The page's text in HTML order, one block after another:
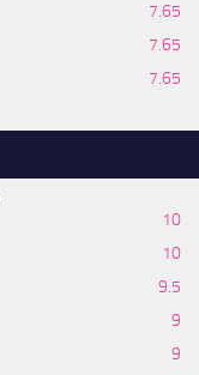
7.65
7.65
7.65
10
10
9.5
9
9